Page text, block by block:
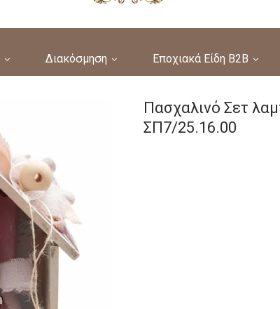
Διακόσμηση Εποχιακά Είδη B2B
Πασχαλινό Σετ
ΣΠ7/25.16.00